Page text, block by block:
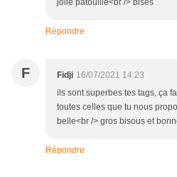
jolie patouille<br /> bises
Répondre
F Fidji 16/07/2021 14:23
ils sont superbes tes tags, ça
toutes celles que tu nous
belle<br /> gros bisous et
Répondre